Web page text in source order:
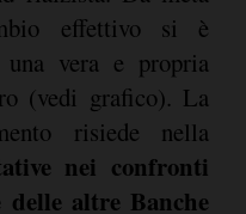
effettivo si è
vera e propria
(vedi grafico). La
risiede nella
nei confronti
altre Banche